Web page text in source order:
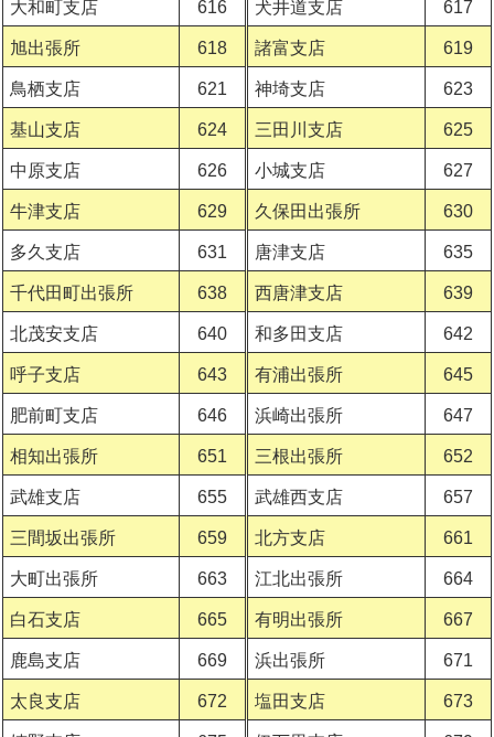
大和町支店 616 犬井道支店 617
旭出張所 618 諸富支店 619
鳥栖支店 621 神埼支店 623
基山支店 624 三田川支店 625
中原支店 626 小城支店 627
牛津支店 629 久保田出張所 630
多久支店 631 唐津支店 635
千代田町出張所 638 西唐津支店 639
北茂安支店 640 和多田支店 642
呼子支店 643 有浦出張所 645
肥前町支店 646 浜崎出張所 647
相知出張所 651 三根出張所 652
武雄支店 655 武雄西支店 657
三間坂出張所 659 北方支店 661
大町出張所 663 江北出張所 664
白石支店 665 有明出張所 667
鹿島支店 669 浜出張所 671
太良支店 672 塩田支店 673